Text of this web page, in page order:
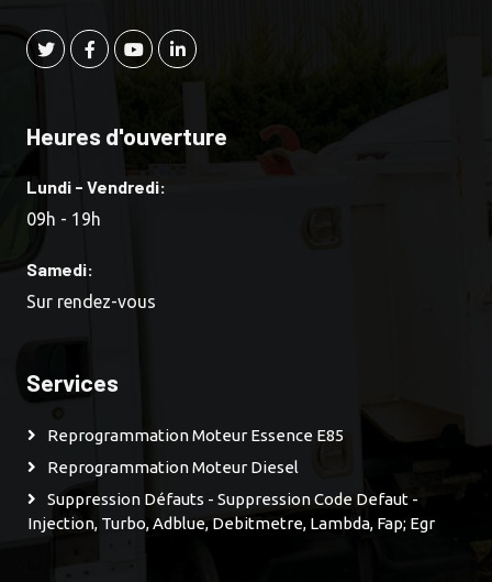
Heures d'ouverture
Lundi - Vendredi:
09h - 19h
Samedi:
Sur rendez-vous
Services
Reprogrammation Moteur Essence E85
Reprogrammation Moteur Diesel
Suppression Défauts - Suppression Code Defaut -
Injection, Turbo, Adblue, Debitmetre, Lambda, Fap; Egr